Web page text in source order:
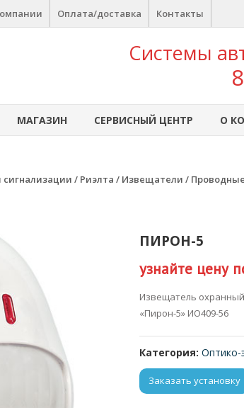
Оплата/доставка Контакты
Системы
МАГАЗИН СЕРВИСНЫЙ ЦЕНТР О
/ Риэлта / Извещатели / Проводные
ПИРОН-5
узнайте цену
Извещатель
«Пирон-5» ИО409-56
Категория:Оптико-
Заказать установку